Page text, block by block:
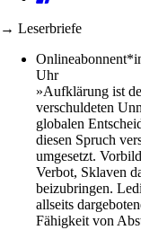
→ Leserbriefe
Uhr
»Aufklärung ist
verschuldeten
globalen
diesen Spruch
umgesetzt.
Verbot, Sklaven
beizubringen.
allseits
Fähigkeit von